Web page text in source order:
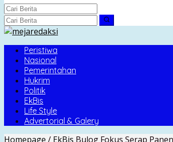
Peristiwa
Nasional
Pemerintahan
Hukrim
Politik
EkBis
Life Style
Advertorial & Galery
Homepage / EkBis Bulog Fokus Serap